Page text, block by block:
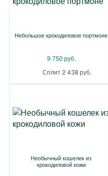
Небольшое крокодиловое портмоне
9 750 руб.
Сплит 2 438 руб.
Необычный кошелек из
крокодиловой кожи